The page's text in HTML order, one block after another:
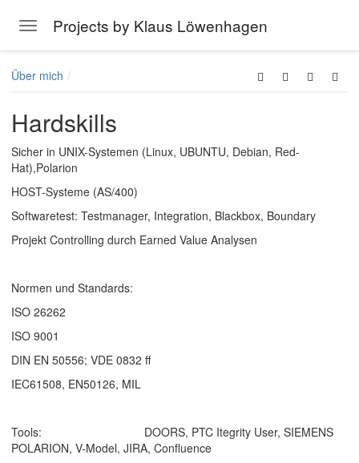
Toggle navigation
Projects by Klaus Löwenhagen
Über mich
Hardskills
Sicher in UNIX-Systemen (Linux, UBUNTU, Debian, Red-
Hat),Polarion
HOST-Systeme (AS/400)
Softwaretest: Testmanager, Integration, Blackbox, Boundary
Projekt Controlling durch Earned Value Analysen
Normen und Standards:
ISO 26262
ISO 9001
DIN EN 50556; VDE 0832 ff
IEC61508, EN50126, MIL
Tools:
DOORS, PTC Itegrity User, SIEMENS
POLARION, V-Model, JIRA, Confluence